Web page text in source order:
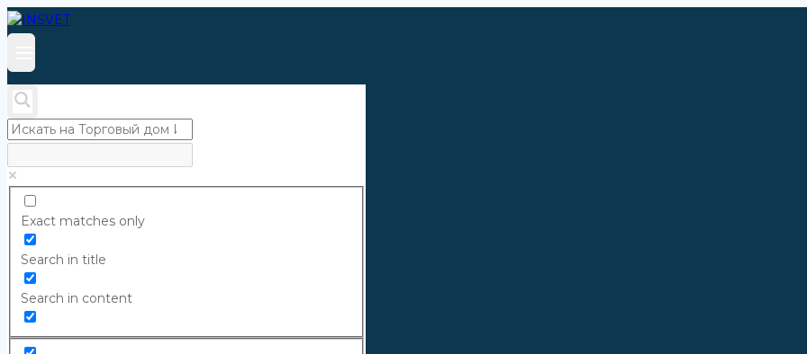
Exact matches only
Search in title
Search in content